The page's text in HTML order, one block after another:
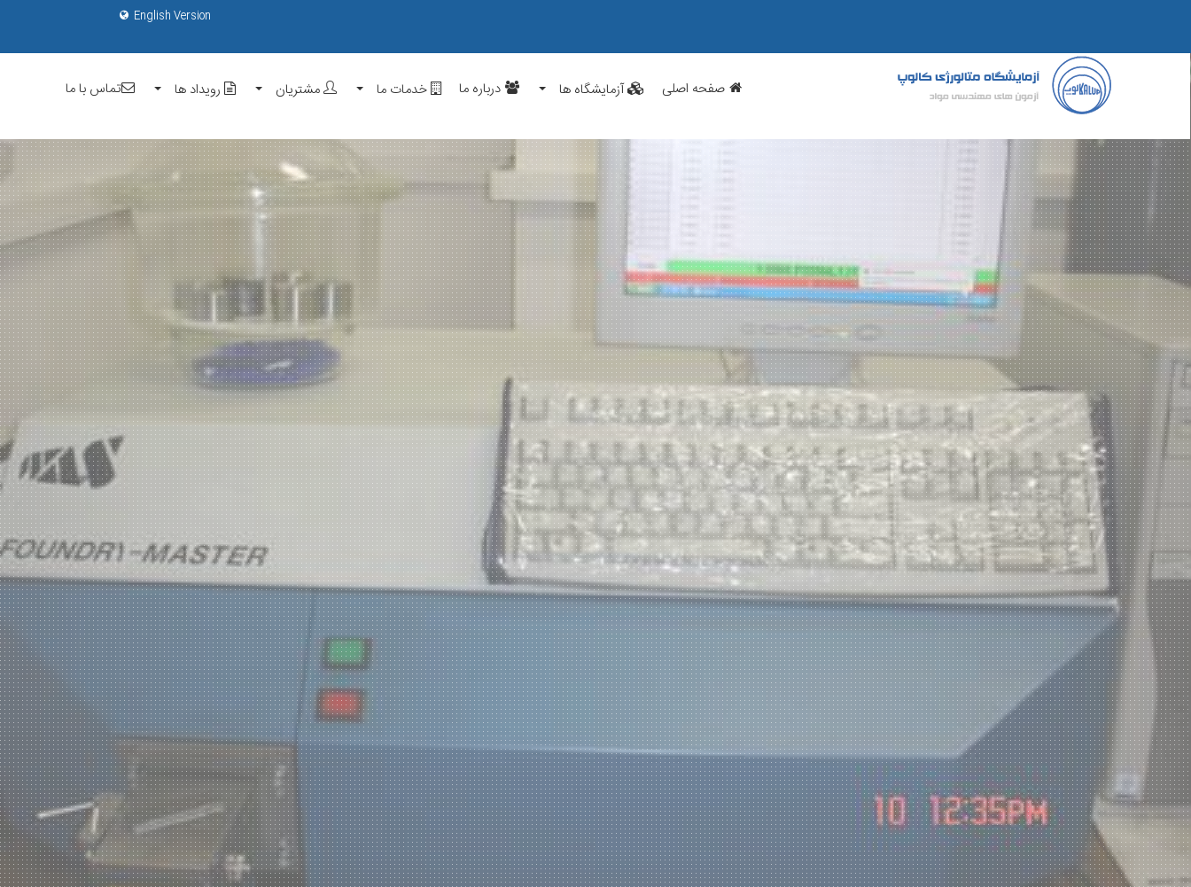
English Version
تماس با ما رویداد ها مشتریان خدمات ما درباره ما آزمایشگاه ها صفحه اصلی